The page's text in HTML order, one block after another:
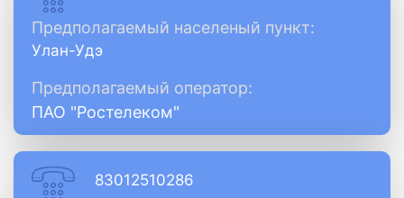
Предполагаемый населеный пункт:
Улан-Удэ
Предполагаемый оператор:
ПАО "Ростелеком"
83012510286